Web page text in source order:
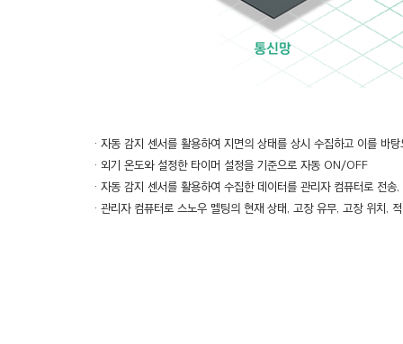
· 자동 감지 센서를 활용하여 지면의 상태를 상시 수집하고 이를 바
· 외기 온도와 설정한 타이머 설정을 기준으로 자동 ON/OFF
· 자동 감지 센서를 활용하여 수집한 데이터를 관리자 컴퓨터로 전
· 관리자 컴퓨터로 스노우 멜팅의 현재 상태, 고장 유무, 고장 위치,